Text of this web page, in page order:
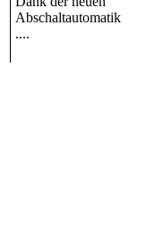
Abschaltautomatik
....